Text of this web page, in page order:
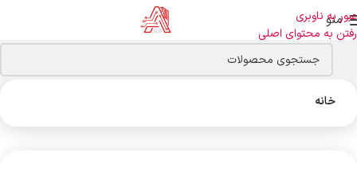
عبور به ناوبری
رفتن به محتوای اصلی
منو
خانه